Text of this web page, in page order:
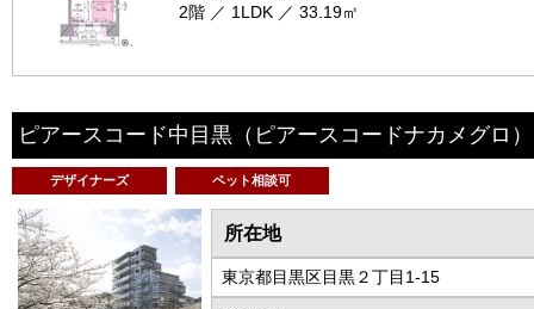
2階 ／ 1LDK ／ 33.19㎡
ピアースコード中目黒 （ピアースコードナカメグロ）
デザイナーズ ペット相談可
所在地
東京都目黒区目黒２丁目1-15